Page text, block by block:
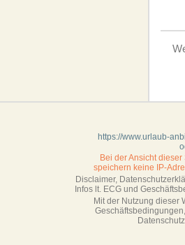
https://www.urlaub-
Bei der Ansicht
speichern keine IP-
Disclaimer,
Infos lt. ECG und
Mit der Nutzung dieser